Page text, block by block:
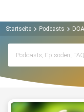
Startseite Podcasts